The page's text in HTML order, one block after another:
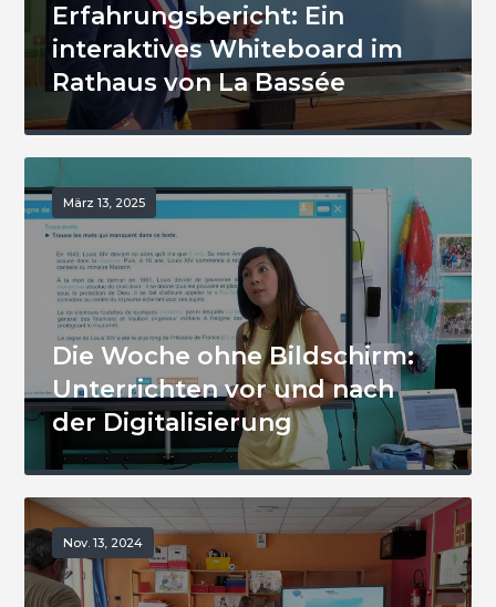
Erfahrungsbericht: Ein
interaktives Whiteboard im
Rathaus von La Bassée
März 13, 2025
Die Woche ohne Bildschirm:
Unterrichten vor und nach
der Digitalisierung
Nov. 13, 2024